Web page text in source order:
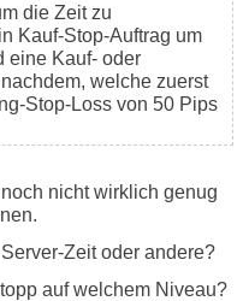
die Zeit zu
Kauf-Stop-Auftrag um
eine Kauf- oder
welche zuerst
Stop-Loss von 50 Pips
nicht wirklich genug
Zeit oder andere?
auf welchem Niveau?